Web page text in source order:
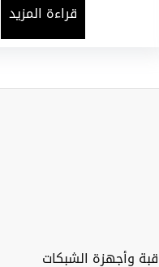
قراءة المزيد
وأجهزة الشبكات